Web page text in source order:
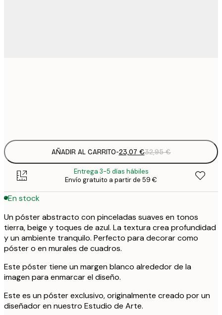
AÑADIR AL CARRITO-23,07 €32,95 €
Entrega 3-5 días hábiles
Envío gratuito a partir de 59 €
En stock
Un póster abstracto con pinceladas suaves en tonos
tierra, beige y toques de azul. La textura crea profundidad
y un ambiente tranquilo. Perfecto para decorar como
póster o en murales de cuadros.
Este póster tiene un margen blanco alrededor de la
imagen para enmarcar el diseño.
Este es un póster exclusivo, originalmente creado por un
diseñador en nuestro Estudio de Arte.